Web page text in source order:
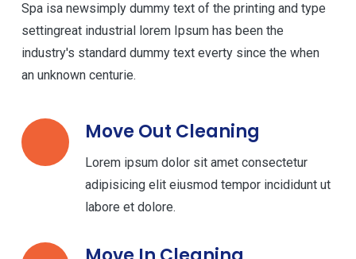
Spa isa newsimply dummy text of the printing and type
settingreat industrial lorem Ipsum has been the
industry's standard dummy text everty since the when
an unknown centurie.
Move Out Cleaning
Lorem ipsum dolor sit amet consectetur
adipisicing elit eiusmod tempor incididunt ut
labore et dolore.